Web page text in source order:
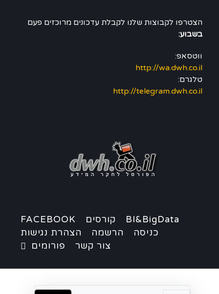
הצטרפו לקבוצות שלנו לקבלת עדכונים מרוכזים פעם
בשבוע:
ווטסאפ:
http://wa.dwh.co.il
טלגרם:
http://telegram.dwh.co.il
BI&BigData קורסים
FACEBOOK
כניסה
הרשמה
הצהרת נגישות
צור קשר
פורומים